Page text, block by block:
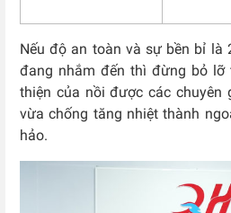
Nếu độ an toàn và sự bền bỉ là
đang nhắm đến thì đừng bỏ lỡ
thiện của nồi được các chuyên
vừa chống tăng nhiệt thành
hảo.